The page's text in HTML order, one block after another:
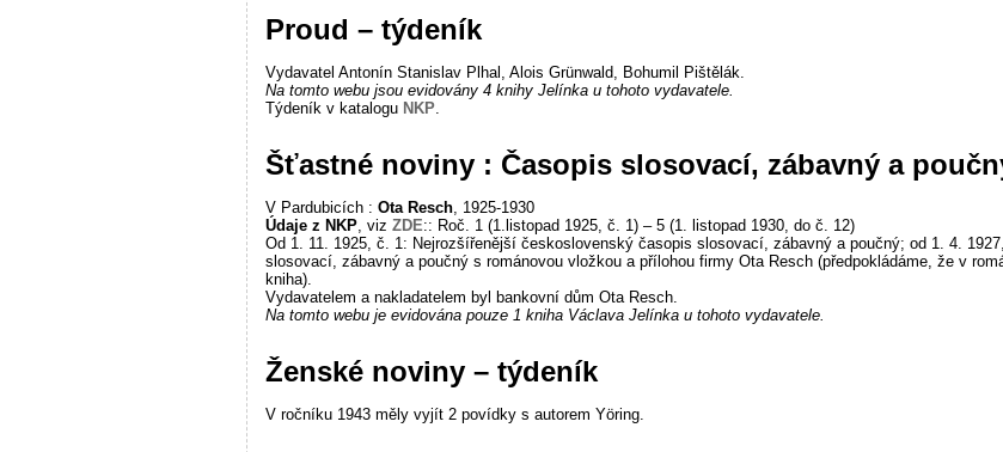
Proud – týdeník
Vydavatel Antonín Stanislav Plhal, Alois Grünwald, Bohumil Pištělák.
Na tomto webu jsou evidovány 4 knihy Jelínka u tohoto vydavatele.
Týdeník v katalogu NKP.
Šťastné noviny : Časopis slosovací, zábavný a
V Pardubicích : Ota Resch, 1925-1930
Údaje z NKP, viz ZDE:: Roč. 1 (1.listopad 1925, č. 1) – 5 (1. listopad 1930, do č. 12)
Od 1. 11. 1925, č. 1: Nejrozšířenější československý časopis slosovací, zábavný a poučný; od 1. 4.
slosovací, zábavný a poučný s románovou vložkou a přílohou firmy Ota Resch (předpokládáme, že v
kniha).
Vydavatelem a nakladatelem byl bankovní dům Ota Resch.
Na tomto webu je evidována pouze 1 kniha Václava Jelínka u tohoto vydavatele.
Ženské noviny – týdeník
V ročníku 1943 měly vyjít 2 povídky s autorem Yöring.